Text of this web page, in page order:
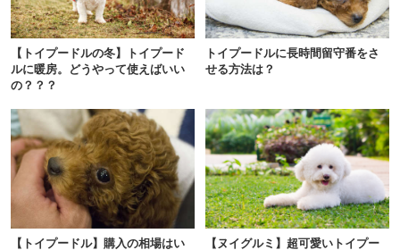
【トイプードルの冬】トイプード
ルに暖房。どうやって使えばいい
の？？？
トイプードルに長時間留守番をさ
せる方法は？
【トイプードル】購入の相場はい 【ヌイグルミ】超可愛いトイプー